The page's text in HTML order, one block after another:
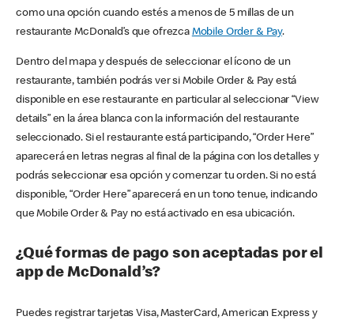
como una opción cuando estés a menos de 5 millas de un
restaurante McDonald’s que ofrezca Mobile Order & Pay.
Dentro del mapa y después de seleccionar el ícono de un
restaurante, también podrás ver si Mobile Order & Pay está
disponible en ese restaurante en particular al seleccionar “View
details” en la área blanca con la información del restaurante
seleccionado. Si el restaurante está participando, “Order Here”
aparecerá en letras negras al final de la página con los detalles y
podrás seleccionar esa opción y comenzar tu orden. Si no está
disponible, “Order Here” aparecerá en un tono tenue, indicando
que Mobile Order & Pay no está activado en esa ubicación.
¿Qué formas de pago son aceptadas por el
app de McDonald’s?
Puedes registrar tarjetas Visa, MasterCard, American Express y